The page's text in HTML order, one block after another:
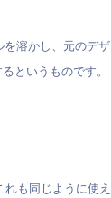
溶かし、元のデザ
というものです。
も同じように使え